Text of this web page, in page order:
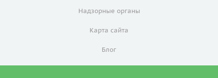
Надзорные органы
Карта сайта
Блог